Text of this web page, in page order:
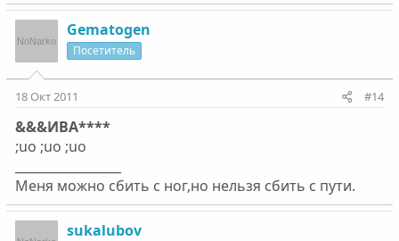
Gematogen
Посетитель
18 Окт 2011 #14
&&&ИВА****
;uo ;uo ;uo
Меня можно сбить с ног,но нельзя сбить с пути.
sukalubov